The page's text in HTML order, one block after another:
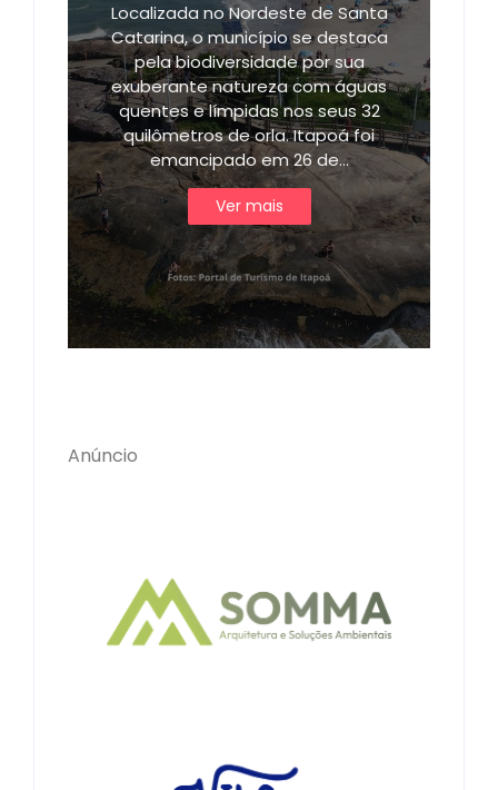
Localizada no Nordeste de Santa
Catarina, o município se destaca
pela biodiversidade por sua
exuberante natureza com águas
quentes e límpidas nos seus 32
quilômetros de orla. Itapoá foi
emancipado em 26 de…
Ver mais
Anúncio